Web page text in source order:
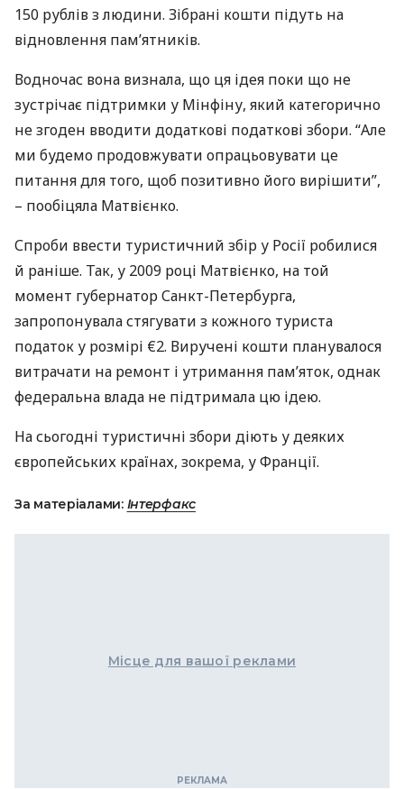
150 рублів з людини. Зібрані кошти підуть на
відновлення пам’ятників.
Водночас вона визнала, що ця ідея поки що не
зустрічає підтримки у Мінфіну, який категорично
не згоден вводити додаткові податкові збори. “Але
ми будемо продовжувати опрацьовувати це
питання для того, щоб позитивно його вирішити”,
– пообіцяла Матвієнко.
Спроби ввести туристичний збір у Росії робилися
й раніше. Так, у 2009 році Матвієнко, на той
момент губернатор Санкт-Петербурга,
запропонувала стягувати з кожного туриста
податок у розмірі €2. Виручені кошти планувалося
витрачати на ремонт і утримання пам’яток, однак
федеральна влада не підтримала цю ідею.
На сьогодні туристичні збори діють у деяких
європейських країнах, зокрема, у Франції.
За матеріалами: Інтерфакс
Місце для вашої реклами